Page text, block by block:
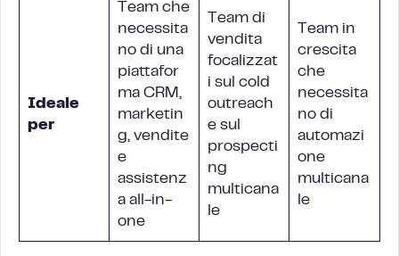
Ideale
per
Team che
necessita
no di una
piattafor
ma CRM,
marketin
g, vendite
e
assistenz
a all-in-
one
Team di
vendita
focalizzat
i sul cold
outreach
e sul
prospecti
ng
multicana
le
Team in
crescita
che
necessita
no di
automazi
one
multicana
le